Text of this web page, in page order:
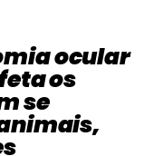
ocular
os
se